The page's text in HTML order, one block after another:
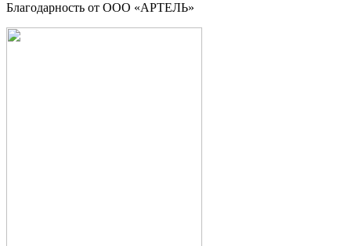
Благодарность от ООО «АРТЕЛЬ»